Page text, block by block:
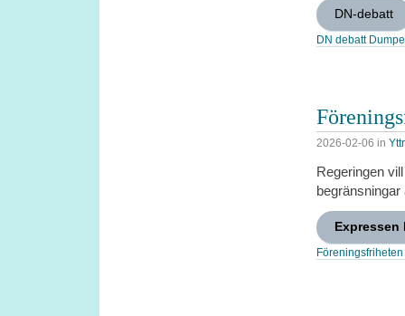
DN-debatt
DN debatt
2026-02-06 in
Regeringen
Expressen